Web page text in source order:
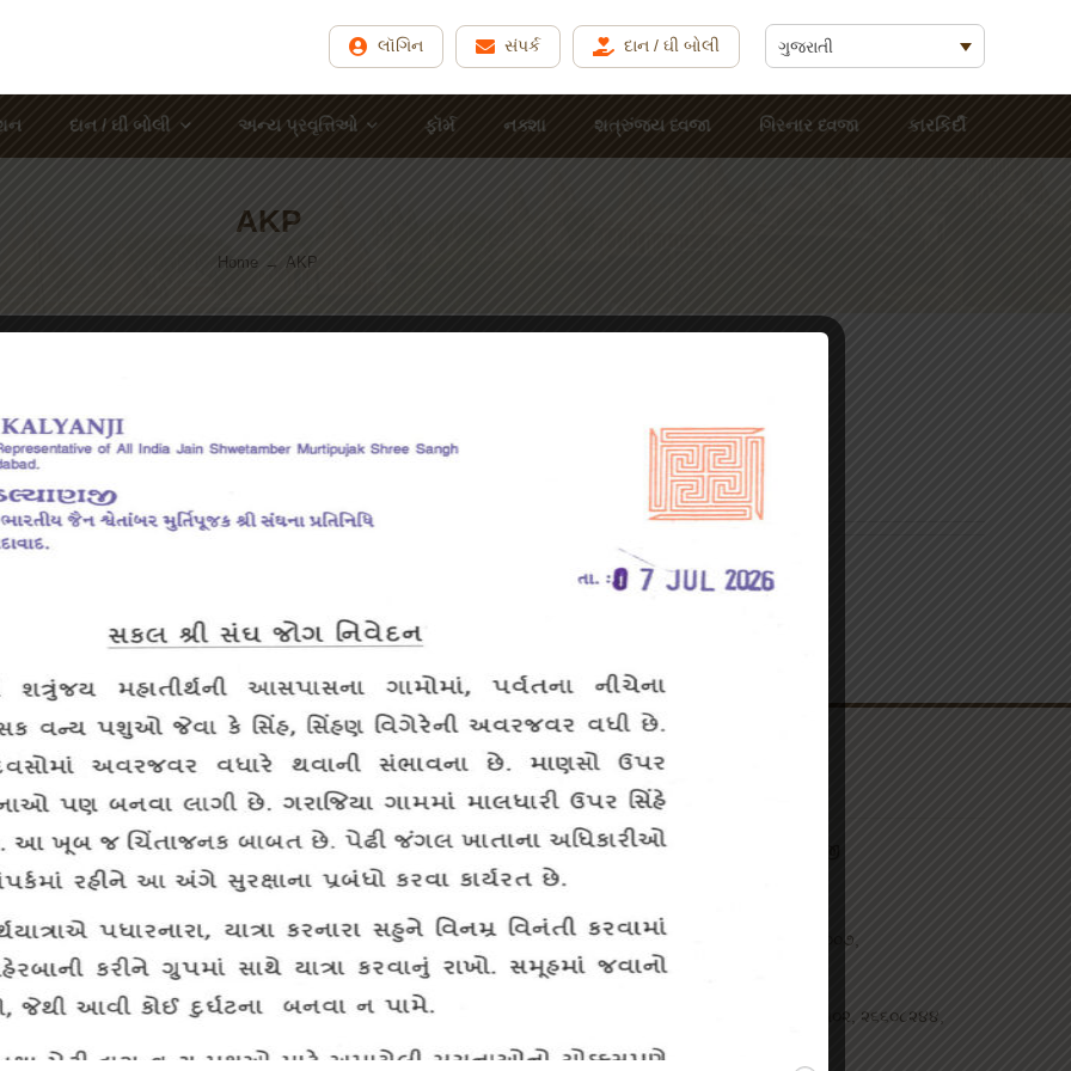
લૉગિન સંપર્ક દાન / ઘી બોલી ગુજરાતી
દાન / ઘી બોલી અન્ય પ્રવૃત્તિઓ ફૉર્મ નક્શા શત્રુંજય ધ્વજા ગિરનાર ધ્વજા કારકિર્દી
AKP
Home → AKP
નામ ઉપરથી
જ
આંનદ
છે.
પેઢી પ્રબંધિત તીર્થોની માહિતી
ગિરનાર (જૂનાગઢ)
રાણકપુર તીર્થ
મૂછાળા મહાવીર તીર્થ
કુંભારિયાજી તીર્થ
પાલડી, અમદાવાદ-૩૮૦૦૦૭,
ફોન : +૯૧ ૭૯ ૨૬૬૪૪૫૦૨, ૨૬૬૦૮૨૪૪,